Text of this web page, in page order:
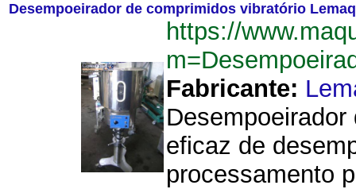
Desempoeirador de comprimidos vibratório Lemaq
https://
Fabricante:
eficaz de
processamento